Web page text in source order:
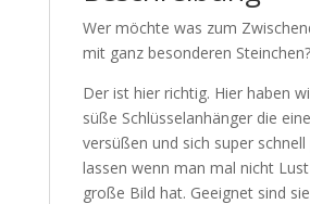
Wer möchte was zum
mit ganz besonderen Steinchen?
Der ist hier richtig. Hier haben
süße Schlüsselanhänger die
versüßen und sich super
lassen wenn man mal nicht
große Bild hat. Geeignet sind